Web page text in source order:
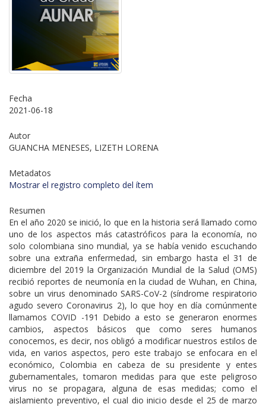
Fecha
2021-06-18
Autor
GUANCHA MENESES, LIZETH LORENA
Metadatos
Mostrar el registro completo del ítem
Resumen
En el año 2020 se inició, lo que en la historia será llamado como
uno de los aspectos más catastróficos para la economía, no
solo colombiana sino mundial, ya se había venido escuchando
sobre una extraña enfermedad, sin embargo hasta el 31 de
diciembre del 2019 la Organización Mundial de la Salud (OMS)
recibió reportes de neumonía en la ciudad de Wuhan, en China,
sobre un virus denominado SARS-CoV-2 (síndrome respiratorio
agudo severo Coronavirus 2), lo que hoy en día comúnmente
llamamos COVID -191 Debido a esto se generaron enormes
cambios, aspectos básicos que como seres humanos
conocemos, es decir, nos obligó a modificar nuestros estilos de
vida, en varios aspectos, pero este trabajo se enfocara en el
económico, Colombia en cabeza de su presidente y entes
gubernamentales, tomaron medidas para que este peligroso
virus no se propagara, alguna de esas medidas; como el
aislamiento preventivo, el cual dio inicio desde el 25 de marzo